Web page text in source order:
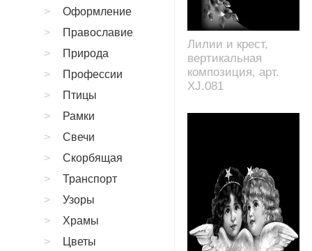
Лилии и крест,
вертикальная
композиция, арт.
XJ.081
Оформление
Православие
Природа
Профессии
Птицы
Рамки
Свечи
Скорбящая
Транспорт
Узоры
Храмы
Цветы